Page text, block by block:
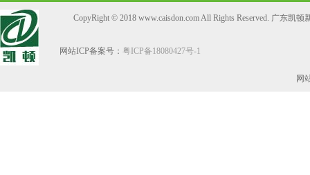
CopyRight © 2018 www.caisdon.com All Rights Reserved. 广东凯
网站ICP备案号： 粤ICP备18080427号-1
网